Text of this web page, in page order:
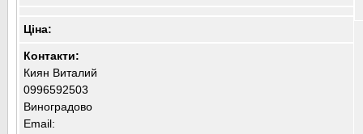
Ціна:
Контакти:
Киян Виталий
0996592503
Виноградово
Email: